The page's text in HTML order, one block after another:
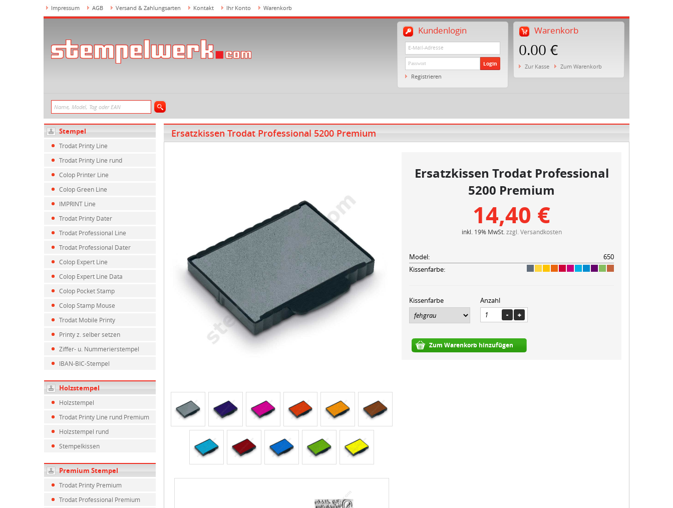
Impressum AGB Versand & Zahlungsarten Kontakt Ihr Konto Warenkorb
Warenkorb
0.00 €
Zur Kasse Zum Warenkorb
Kundenlogin
Login
Registrieren
Stempel
Trodat Printy Line
Trodat Printy Line rund
Colop Printer Line
Colop Green Line
IMPRINT Line
Trodat Printy Dater
Trodat Professional Line
Trodat Professional Dater
Colop Expert Line
Colop Expert Line Data
Colop Pocket Stamp
Colop Stamp Mouse
Trodat Mobile Printy
Printy z. selber setzen
Ziffer- u. Nummerierstempel
IBAN-BIC-Stempel
Holzstempel
Holzstempel
Trodat Printy Line rund Premium
Holzstempel rund
Stempelkissen
Premium Stempel
Trodat Printy Premium
Trodat Professional Premium
Ersatzkissen Trodat Professional 5200 Premium
Ersatzkissen Trodat Professional
5200 Premium
14,40 €
inkl. 19% MwSt. zzgl. Versandkosten
Model:
650
Kissenfarbe:
Kissenfarbe Anzahl
Zum Warenkorb hinzufügen